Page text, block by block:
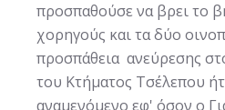
προσπαθούσε να βρει το
χορηγούς και τα δύο
προσπάθεια ανεύρεσης
του Κτήματος Τσέλεπου
αναμενόμενο εφ' όσον ο